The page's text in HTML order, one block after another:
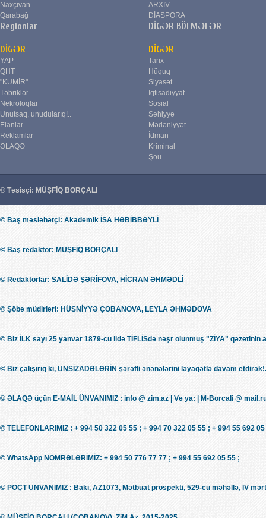
Naxçıvan
Qarabağ
Regionlar
ARXİV
DİASPORA
DİGƏR BÖLMƏLƏR
DİGƏR
YAP
QHT
"KUMİR"
Təbriklər
Nekroloqlar
Unutsaq, unudularıq!..
Elanlar
Reklamlar
ƏLAQƏ
DİGƏR
Tarix
Hüquq
Siyasət
İqtisadiyyat
Sosial
Səhiyyə
Mədəniyyət
İdman
Kriminal
Şou
© Təsisçi: MÜŞFİQ BORÇALI
© Baş məsləhətçi: Akademik İSA HƏBİBBƏYLİ
© Baş redaktor: MÜŞFİQ BORÇALI
© Redaktorlar: SALİDƏ ŞƏRİFOVA, HİCRAN ƏHMƏDLİ
© Şöbə müdirləri: HÜSNİYYƏ ÇOBANOVA, LEYLA ƏHMƏDOVA
© Biz İLK sayı 25 yanvar 1879-cu ildə TİFLİSdə nəşr olunmuş "ZİYA" qəzetinin
© Biz çalışırıq ki, ÜNSİZADƏLƏRİN şərəfli ənənələrini ləyaqətlə davam
© ƏLAQƏ üçün E-MAİL ÜNVANIMIZ : info @ zim.az | Və ya: | M-Borcali @
© TELEFONLARIMIZ : + 994 50 322 05 55 ; + 994 70 322 05 55 ; + 994 55 692
© WhatsApp NÖMRƏLƏRİMİZ: + 994 50 776 77 77 ; + 994 55 692 05 55 ;
© POÇT ÜNVANIMIZ : Bakı, AZ1073, Mətbuat prospekti, 529-cu məhəllə, IV